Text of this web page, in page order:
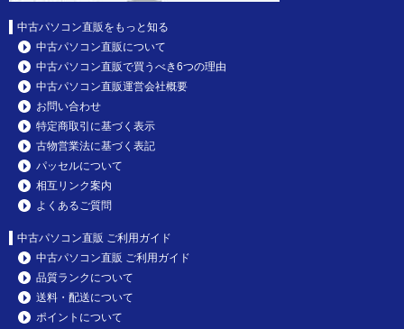
中古パソコン直販をもっと知る
中古パソコン直販について
中古パソコン直販で買うべき6つの理由
中古パソコン直販運営会社概要
お問い合わせ
特定商取引に基づく表示
古物営業法に基づく表記
パッセルについて
相互リンク案内
よくあるご質問
中古パソコン直販 ご利用ガイド
中古パソコン直販 ご利用ガイド
品質ランクについて
送料・配送について
ポイントについて